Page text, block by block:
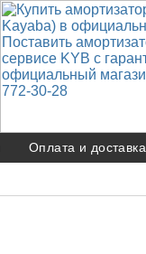
Оплата и доставка